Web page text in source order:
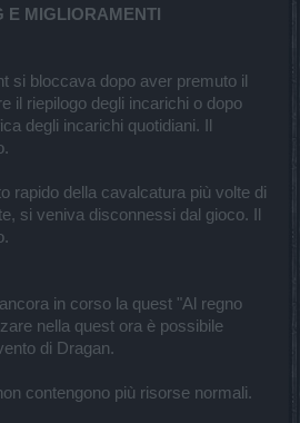
E MIGLIORAMENTI
si bloccava dopo aver premuto il
il riepilogo degli incarichi o dopo
degli incarichi quotidiani. Il
rapido della cavalcatura più volte di
si veniva disconnessi dal gioco. Il
in corso la quest "Al regno
nella quest ora è possibile
di Dragan.
contengono più risorse normali.